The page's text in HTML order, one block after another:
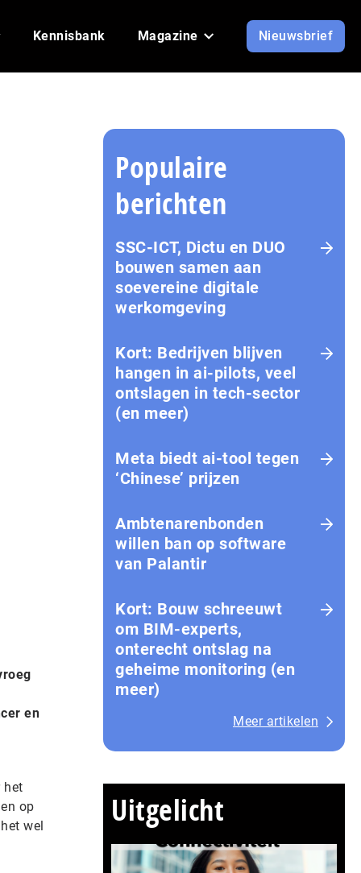
Kennisbank Magazine Nieuwsbrief
en
het
op
wel
Populaire
berichten
SSC-ICT, Dictu en DUO
bouwen samen aan
soevereine digitale
werkomgeving
Kort: Bedrijven blijven
hangen in ai-pilots, veel
ontslagen in tech-sector
(en meer)
Meta biedt ai-tool tegen
‘Chinese’ prijzen
Ambtenarenbonden
willen ban op software
van Palantir
Kort: Bouw schreeuwt
om BIM-experts,
onterecht ontslag na
geheime monitoring (en
meer)
Meer artikelen
Uitgelicht